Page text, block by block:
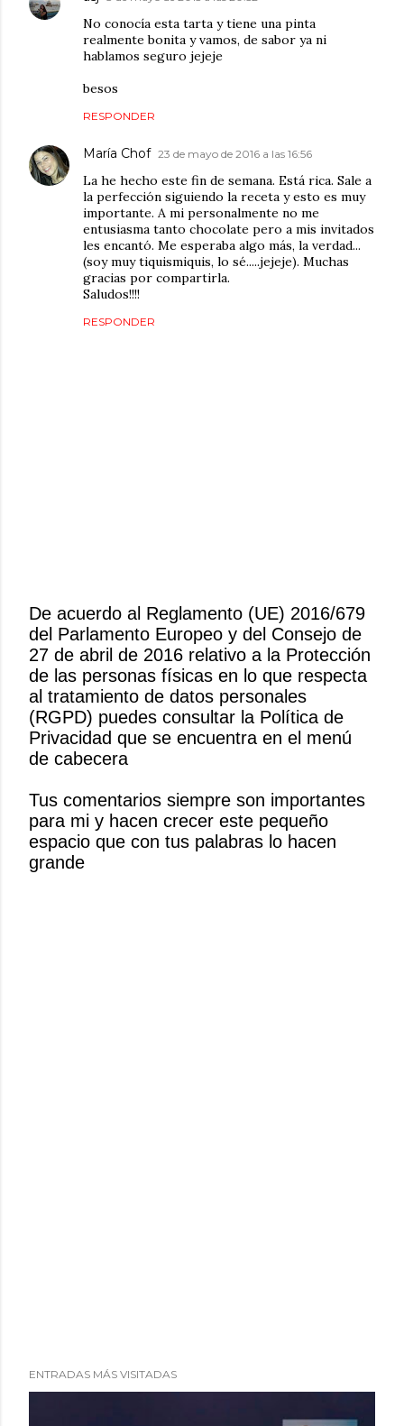
No conocía esta tarta y tiene una pinta
realmente bonita y vamos, de sabor ya ni
hablamos seguro jejeje
besos
RESPONDER
María Chof 23 de mayo de 2016 a las 16:56
La he hecho este fin de semana. Está rica. Sale a
la perfección siguiendo la receta y esto es muy
importante. A mi personalmente no me
entusiasma tanto chocolate pero a mis invitados
les encantó. Me esperaba algo más, la verdad...
(soy muy tiquismiquis, lo sé.....jejeje). Muchas
gracias por compartirla.
Saludos!!!!
RESPONDER
P
u
b
l
i
c
a
u
n
c
o
De acuerdo al Reglamento (UE) 2016/679
del Parlamento Europeo y del Consejo de
27 de abril de 2016 relativo a la Protección
de las personas físicas en lo que respecta
al tratamiento de datos personales
(RGPD) puedes consultar la Política de
Privacidad que se encuentra en el menú
de cabecera
Tus comentarios siempre son importantes
para mi y hacen crecer este pequeño
espacio que con tus palabras lo hacen
grande
ENTRADAS MÁS VISITADAS